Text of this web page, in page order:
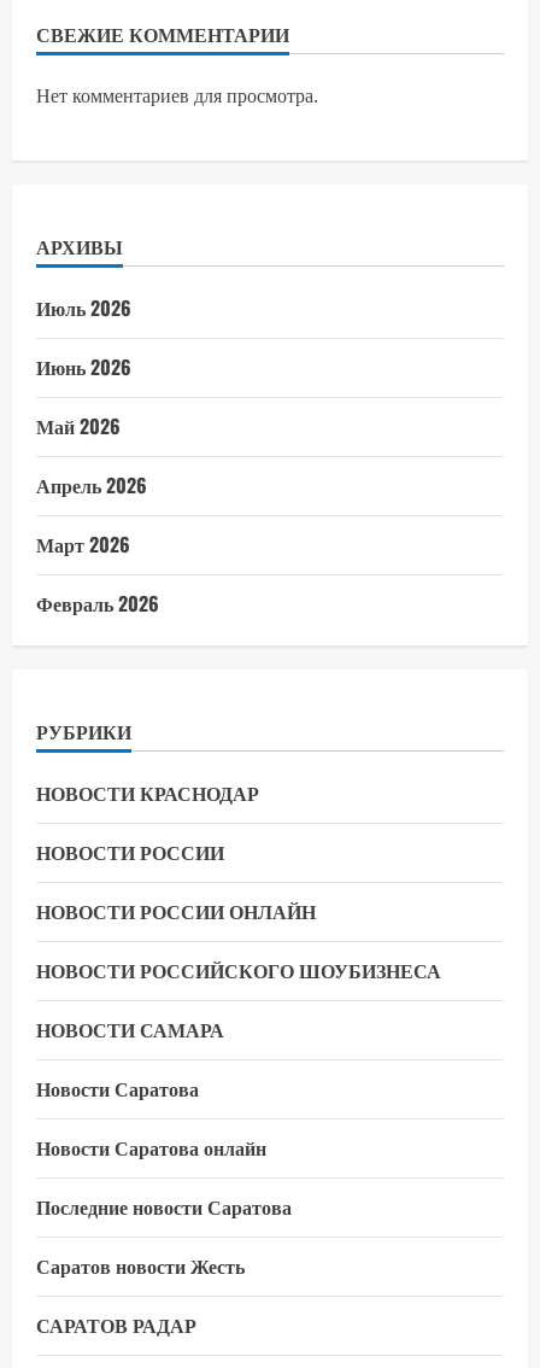
СВЕЖИЕ КОММЕНТАРИИ
Нет комментариев для просмотра.
АРХИВЫ
Июль 2026
Июнь 2026
Май 2026
Апрель 2026
Март 2026
Февраль 2026
РУБРИКИ
НОВОСТИ КРАСНОДАР
НОВОСТИ РОССИИ
НОВОСТИ РОССИИ ОНЛАЙН
НОВОСТИ РОССИЙСКОГО ШОУБИЗНЕСА
НОВОСТИ САМАРА
Новости Саратова
Новости Саратова онлайн
Последние новости Саратова
Саратов новости Жесть
САРАТОВ РАДАР